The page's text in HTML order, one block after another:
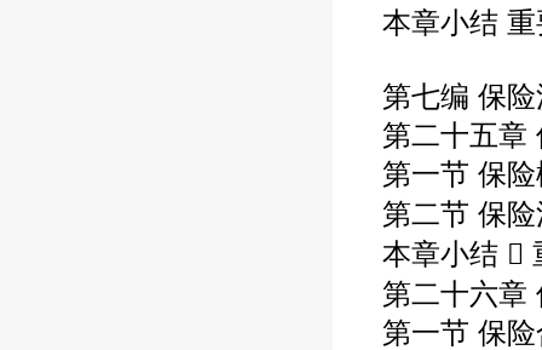
本章小结
第七编 保
第二十五章
第一节 保
第二节 保
本章小结 
第二十六章
第一节 保